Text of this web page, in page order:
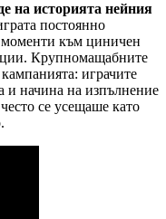
на историята нейния
постоянно
към циничен
Крупномащабните
играчите
и начина на изпълнение
се усещаше като